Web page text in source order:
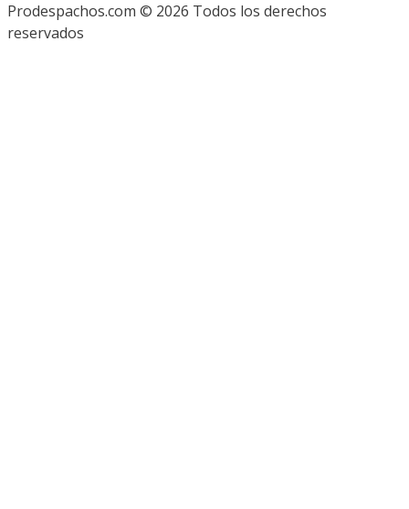
Prodespachos.com © 2026 Todos los derechos
reservados